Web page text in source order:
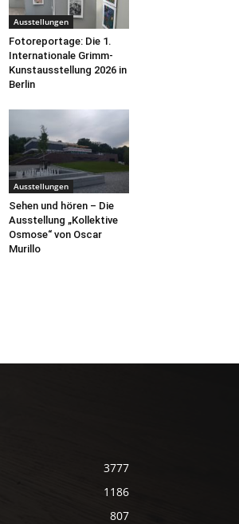
Ausstellungen
Fotoreportage: Die 1.
Internationale Grimm-
Kunstausstellung 2026 in
Berlin
Ausstellungen
Sehen und hören – Die
Ausstellung „Kollektive
Osmose“ von Oscar
Murillo
3777
1186
807